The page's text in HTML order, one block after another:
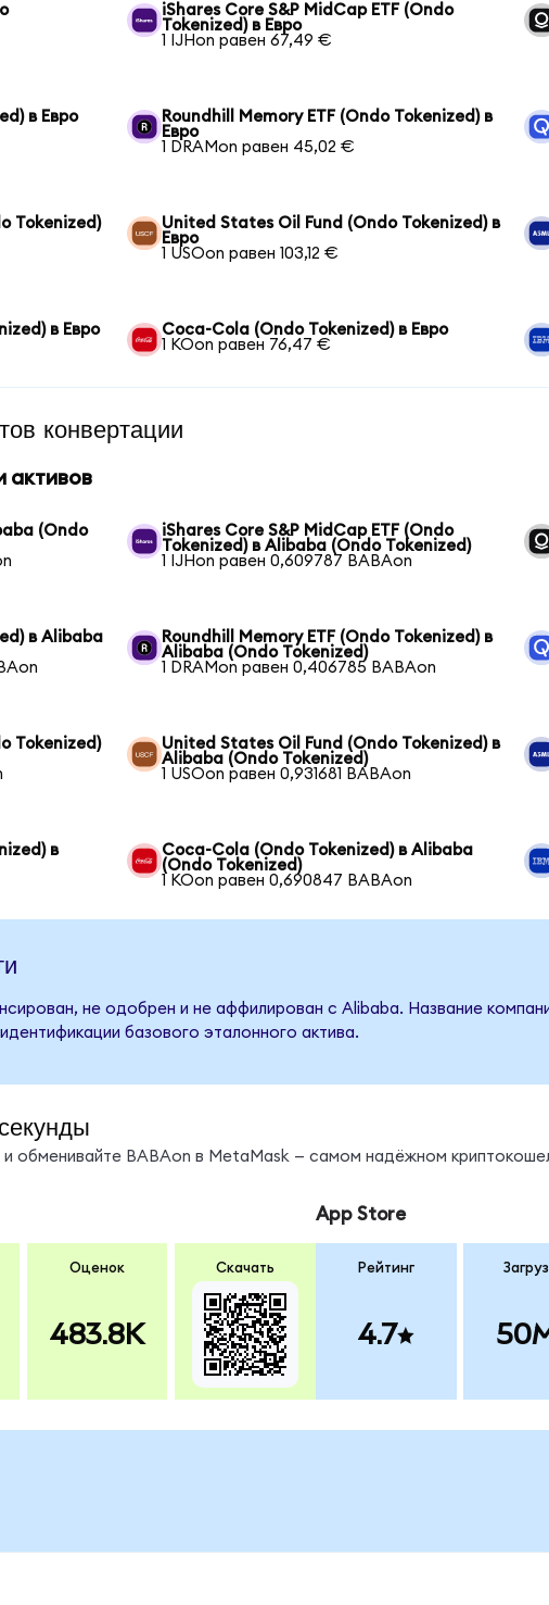
iShares Core S&P MidCap ETF (Ondo
Tokenized) в Евро
1 IJHon равен 67,49 €
в Евро
Roundhill Memory ETF (Ondo Tokenized) в
Евро
1 DRAMon равен 45,02 €
Tokenized)
United States Oil Fund (Ondo Tokenized) в
Евро
1 USOon равен 103,12 €
в Евро
Coca-Cola (Ondo Tokenized) в Евро
1 KOon равен 76,47 €
конвертации
активов
(Ondo
iShares Core S&P MidCap ETF (Ondo
Tokenized) в Alibaba (Ondo Tokenized)
1 IJHon равен 0,609787 BABAon
в Alibaba
Roundhill Memory ETF (Ondo Tokenized) в
Alibaba (Ondo Tokenized)
1 DRAMon равен 0,406785 BABAon
Tokenized)
United States Oil Fund (Ondo Tokenized) в
Alibaba (Ondo Tokenized)
1 USOon равен 0,931681 BABAon
в
Coca-Cola (Ondo Tokenized) в Alibaba
(Ondo Tokenized)
1 KOon равен 0,690847 BABAon
не одобрен и не аффилирован с Alibaba. Название
базового эталонного актива.
и обменивайте BABAon в MetaMask — самом надёжном
Оценок
483.8K
Скачать
App Store
Рейтинг
4.7